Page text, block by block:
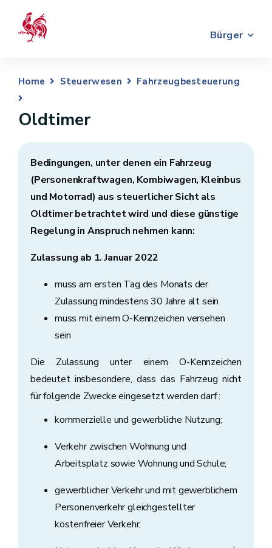
Bürger
Home Steuerwesen Fahrzeugbesteuerung
Oldtimer
Bedingungen, unter denen ein Fahrzeug
(Personenkraftwagen, Kombiwagen, Kleinbus
und Motorrad) aus steuerlicher Sicht als
Oldtimer betrachtet wird und diese günstige
Regelung in Anspruch nehmen kann:
Zulassung ab 1. Januar 2022
muss am ersten Tag des Monats der
Zulassung mindestens 30 Jahre alt sein
muss mit einem O-Kennzeichen versehen
sein
Die Zulassung unter einem O-Kennzeichen
bedeutet insbesondere, dass das Fahrzeug nicht
für folgende Zwecke eingesetzt werden darf :
kommerzielle und gewerbliche Nutzung;
Verkehr zwischen Wohnung und
Arbeitsplatz sowie Wohnung und Schule;
gewerblicher Verkehr und mit gewerblichem
Personenverkehr gleichgestellter
kostenfreier Verkehr;